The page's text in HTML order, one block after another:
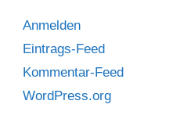
Anmelden
Eintrags-Feed
Kommentar-Feed
WordPress.org